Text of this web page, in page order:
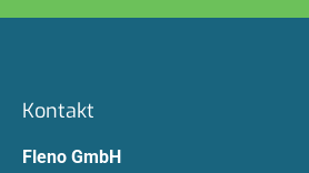
Kontakt
Fleno GmbH